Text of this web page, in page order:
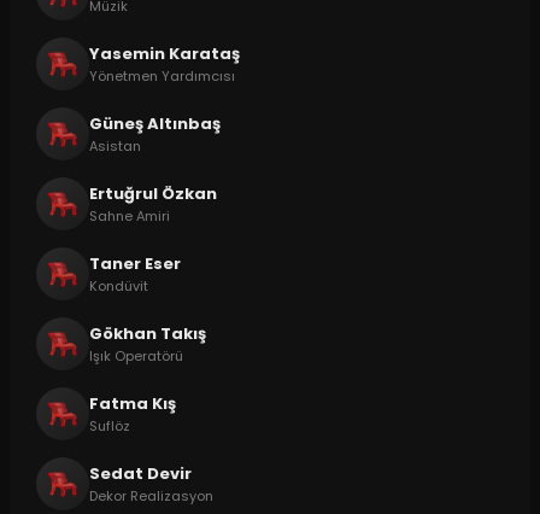
Müzik
Yasemin Karataş
Yönetmen Yardımcısı
Güneş Altınbaş
Asistan
Ertuğrul Özkan
Sahne Amiri
Taner Eser
Kondüvit
Gökhan Takış
Işık Operatörü
Fatma Kış
Suflöz
Sedat Devir
Dekor Realizasyon